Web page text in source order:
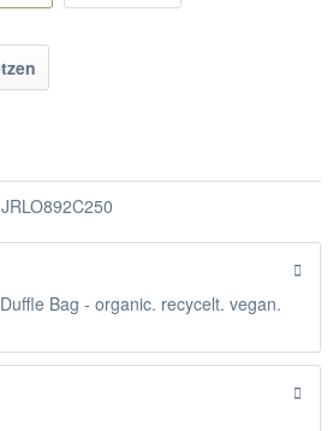
JRLO892C250
Bag - organic. recycelt. vegan.